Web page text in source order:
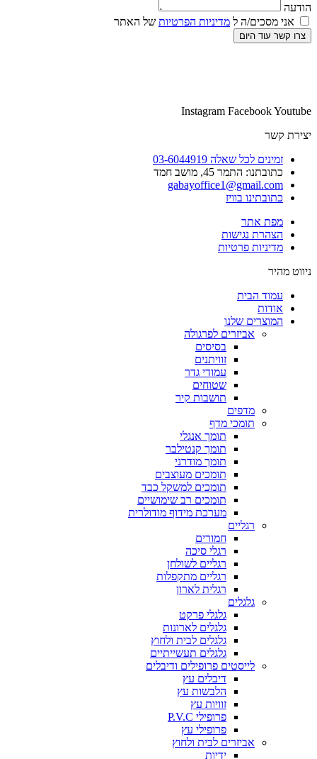
הודעה
אני מסכים/ה ל מדיניות הפרטיות של האתר
צרו קשר עוד היום
Instagram FacebookYoutube
יצירת קשר
זמינים לכל שאלה 03-6044919
כתובתנו: התמר 45, מושב חמד​
gabayoffice1@gmail.com
כתובתינו בוויז
מפת אתר
הצהרת נגישות
מדיניות פרטיות
ניווט מהיר
עמוד הבית
אודות
המוצרים שלנו
אביזרים לפרגולה
בסיסים
זוויתנים
עמודי גדר
שטוחים
תושבות קיר
מדפים
תומכי מדף
תומך אנגלי
תומך קנטילבר
תומך מודרני
תומכים מעוצבים
תומכים למשקל כבד
תומכים רב שימושיים
מערכת מידוף מודולרית
רגליים
חמורים
רגלי סיכה
רגליים לשולחן
רגליים מתקפלות
רגלית לארון
גלגלים
גלגלי פרקט
גלגלים לארונות
גלגלים לבית ולחוץ
גלגלים תעשייתיים
לייסטים פרופילים ודיבלים
דיבלים עץ
הלבשות עץ
זוויות עץ
פרופילי P.V.C
פרופילי עץ
אביזרים לבית ולחוץ
ידיות